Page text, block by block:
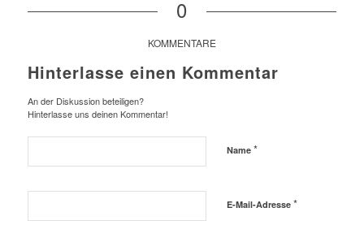
0
KOMMENTARE
Hinterlasse einen Kommentar
An der Diskussion beteiligen?
Hinterlasse uns deinen Kommentar!
Name *
E-Mail-Adresse *